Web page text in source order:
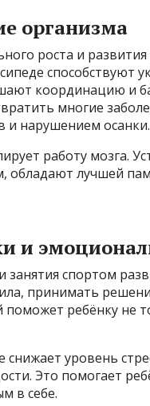
организма
роста и
способствуют
координацию и
многие
и нарушением осанки.
работу мозга.
обладают лучшей
и
спортом
принимать
ребёнку не
уровень
Это помогает
в себе.